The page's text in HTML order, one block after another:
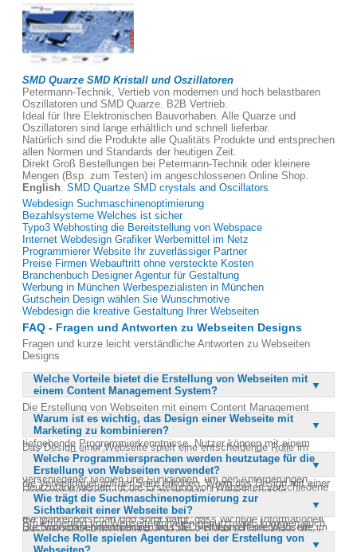
SMD Quarze SMD Kristall und Oszillatoren
Petermann-Technik, Vertieb von modernen und hoch belastbaren
Oszillatoren und SMD Quarze. B2B Vertrieb.
Ideal für Ihre Elektronischen Bauvorhaben. Alle Quarze und
Oszillatoren sind lange erhältlich und schnell lieferbar.
Natürlich sind die Produkte alle Qualitäts Produkte und entsprechen
allen Normen und Standards der heutigen Zeit.
Direkt Groß Bestellungen bei Petermann-Technik oder kleinere
Mengen (Bsp. zum Testen) im angeschlossenen Online Shop.
English: SMD Quartze SMD crystals and Oscillators
Webdesign Suchmaschinenoptimierung
Bezahlsysteme Welches ist sicher
Typo3 Webhosting die Bereitstellung von Webspace
Internet Webdesign Grafiker Werbemittel im Netz
Programmierer Website Ihr zuverlässiger Partner
Preise Firmen Webauftritt ohne versteckte Kosten
Branchenbuch Designer Agentur für Gestaltung
Werbung in München Werbespezialisten in München
Gutschein Design wählen Sie Wunschmotive
Webdesign die kreative Gestaltung Ihrer Webseiten
FAQ - Fragen und Antworten zu Webseiten Designs
Fragen und kurze leicht verständliche Antworten zu Webseiten
Designs
Welche Vorteile bietet die Erstellung von Webseiten mit
einem Content Management System?
Die Erstellung von Webseiten mit einem Content Management
System (CMS) bietet zahlreiche Vorteile. Ein wesentlicher Vorteil
ist die einfache Aktualisierung und Pflege der Inhalte ohne
tiefgehende Programmierkenntnisse. Nutzer können mit einem
einfachen Editor Änderungen vornehmen, was die Flexibilität
erheblich erhöht. Zudem ermöglichen CMS die Integration
verschiedener Medien und Funktionen, um den Anforderungen
moderner Webseiten gerecht zu werden. Dadurch können
Unternehmen ihre Online-Präsenz effizienter verwalten und
anpassen. Ein CMS unterstützt auch die
Suchmaschinenoptimierung, was die Sichtbarkeit der Webseite im
Internet verbessert.
Warum ist es wichtig, das Design einer Webseite mit
Marketing zu kombinieren?
Das Design einer Webseite spielt eine entscheidende Rolle im
Marketing, da es den ersten Eindruck eines Unternehmens
vermittelt. Ein ansprechendes Design zieht Besucher an und kann
die Verweildauer auf der Seite erhöhen. Wenn das Design mit einer
durchdachten Marketingstrategie kombiniert wird, kann es die
Conversion-Rate erheblich steigern. Ein gutes Design unterstützt
die Markenbotschaft und sorgt dafür, dass wichtige Informationen
klar und effektiv kommuniziert werden. Daher ist es wichtig, dass
Design und Marketing Hand in Hand gehen, um den größtmöglichen
Welche Programmiersprachen werden heutzutage für die
Erstellung von Webseiten verwendet?
Heutzutage werden für die Erstellung von Webseiten verschiedene
Programmiersprachen verwendet, je nach den spezifischen
Anforderungen des Projekts. Neben HTML, das traditionell für die
Strukturierung von Webseiteninhalten genutzt wird, kommen auch
CSS und JavaScript zum Einsatz, um das Design und die
Interaktivität zu verbessern. Für serverseitige Programmierung
Wie trägt die Suchmaschinenoptimierung zur
Sichtbarkeit einer Webseite bei?
Die Suchmaschinenoptimierung (SEO) ist entscheidend für die
Sichtbarkeit einer Webseite im Internet. Durch gezielte
Welche Rolle spielen Agenturen bei der Erstellung von